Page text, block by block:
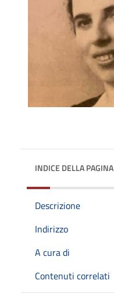
INDICE DELLA PAGINA
Descrizione
Indirizzo
A cura di
Contenuti correlati